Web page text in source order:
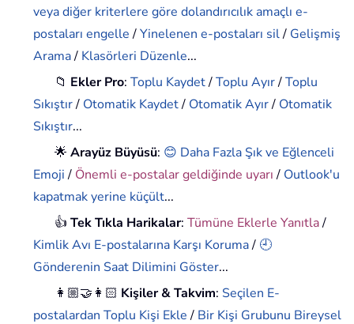
veya diğer kriterlere göre dolandırıcılık amaçlı e-
postaları engelle/Yinelenen e-postaları sil/ Gelişmiş
Arama/ Klasörleri Düzenle...
📁 Ekler Pro:Toplu Kaydet/Toplu Ayır/Toplu
Sıkıştır/ Otomatik Kaydet/ Otomatik Ayır/ Otomatik
Sıkıştır...
🌟Arayüz Büyüsü: 😊 Daha Fazla Şık ve Eğlenceli
Emoji/ Önemli e-postalar geldiğinde uyarı/ Outlook'u
kapatmak yerine küçült...
👍Tek Tıkla Harikalar:Tümüne Eklerle Yanıtla/
Kimlik Avı E-postalarına Karşı Koruma/ 🕘
Gönderenin Saat Dilimini Göster...
👩🏼‍🤝‍👩🏻 Kişiler & Takvim: Seçilen E-
postalardan Toplu Kişi Ekle/ Bir Kişi Grubunu Bireysel